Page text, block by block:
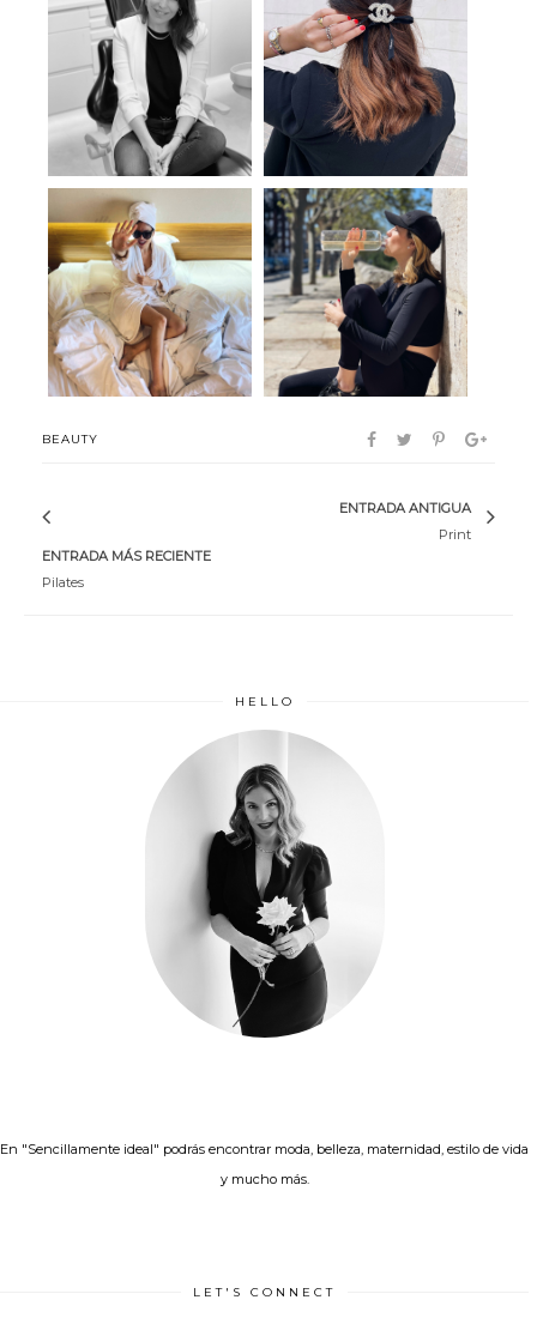
Dental Faus New hair
Guinot Nutre fit health
BEAUTY
ENTRADA MÁS RECIENTE
Pilates
ENTRADA ANTIGUA
Print
HELLO
En "Sencillamente ideal" podrás encontrar moda, belleza, maternidad, estilo de vida
y mucho más.
LET'S CONNECT